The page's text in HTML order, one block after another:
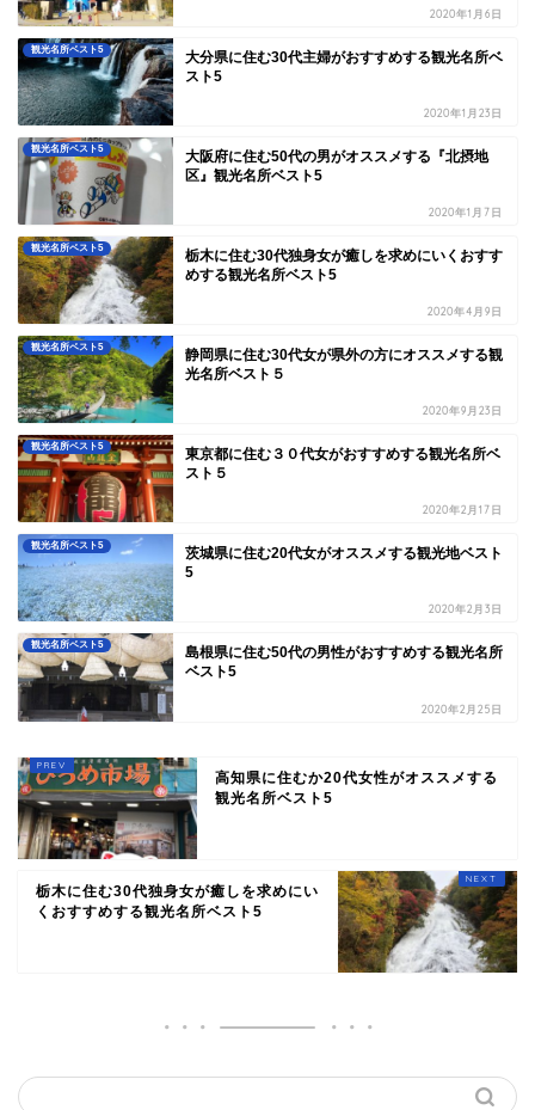
2020年1月6日
観光名所ベスト5
大分県に住む30代主婦がおすすめする観光名所ベ
スト5
2020年1月23日
観光名所ベスト5
大阪府に住む50代の男がオススメする『北摂地
区』観光名所ベスト5
2020年1月7日
観光名所ベスト5
栃木に住む30代独身女が癒しを求めにいくおすす
めする観光名所ベスト5
2020年4月9日
観光名所ベスト5
静岡県に住む30代女が県外の方にオススメする観
光名所ベスト５
2020年9月23日
観光名所ベスト5
東京都に住む３０代女がおすすめする観光名所ベ
スト５
2020年2月17日
観光名所ベスト5
茨城県に住む20代女がオススメする観光地ベスト
5
2020年2月3日
観光名所ベスト5
島根県に住む50代の男性がおすすめする観光名所
ベスト5
2020年2月25日
高知県に住むか20代女性がオススメする
観光名所ベスト5
栃木に住む30代独身女が癒しを求めにい
くおすすめする観光名所ベスト5